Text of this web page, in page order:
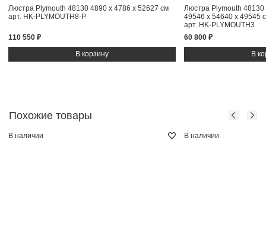
Люстра Plymouth 48130 4890 x 4786 x 52627 см
арт. HK-PLYMOUTH8-P
110 550 ₽
Люстра Plymouth 48130
49546 x 54640 x 49545
арт. HK-PLYMOUTH3
60 800 ₽
Похожие товары
В наличии В наличии